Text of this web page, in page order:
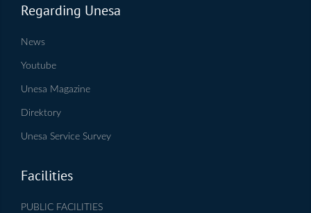
Regarding Unesa
News
Youtube
Unesa Magazine
Direktory
Unesa Service Survey
Facilities
PUBLIC FACILITIES